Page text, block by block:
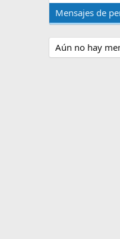
Mensajes de
Aún no hay